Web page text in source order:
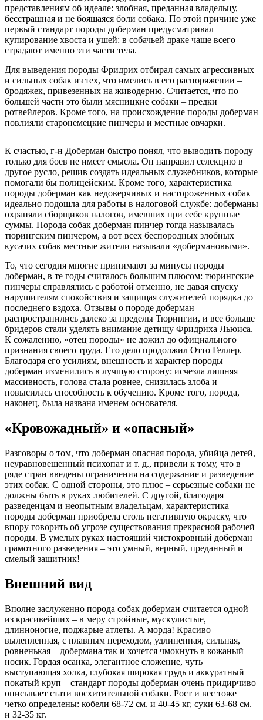
представлениям об идеале: злобная, преданная владельцу,
бесстрашная и не боящаяся боли собака. По этой причине уже
первый стандарт породы доберман предусматривал
купирование хвоста и ушей: в собачьей драке чаще всего
страдают именно эти части тела.
Для выведения породы Фридрих отбирал самых агрессивных
и сильных собак из тех, что имелись в его распоряжении –
бродяжек, привезенных на живодерню. Считается, что по
большей части это были мясницкие собаки – предки
ротвейлеров. Кроме того, на происхождение породы доберман
повлияли старонемецкие пинчеры и местные овчарки.
К счастью, г-н Доберман быстро понял, что выводить породу
только для боев не имеет смысла. Он направил селекцию в
другое русло, решив создать идеальных служебников, которые
помогали бы полицейским. Кроме того, характеристика
породы доберман как недоверчивых и настороженных собак
идеально подошла для работы в налоговой службе: доберманы
охраняли сборщиков налогов, имевших при себе крупные
суммы. Порода собак доберман пинчер тогда называлась
тюрингским пинчером, а вот всех беспородных злобных
кусачих собак местные жители называли «добермановыми».
То, что сегодня многие принимают за минусы породы
доберман, в те годы считалось большим плюсом: тюрингские
пинчеры справлялись с работой отменно, не давая спуску
нарушителям спокойствия и защищая служителей порядка до
последнего вздоха. Отзывы о породе доберман
распространились далеко за пределы Тюрингии, и все больше
бридеров стали уделять внимание детищу Фридриха Льюиса.
К сожалению, «отец породы» не дожил до официального
признания своего труда. Его дело продолжил Отто Геллер.
Благодаря его усилиям, внешность и характер породы
доберман изменились в лучшую сторону: исчезла лишняя
массивность, голова стала ровнее, снизилась злоба и
повысилась способность к обучению. Кроме того, порода,
наконец, была названа именем основателя.
«Кровожадный» и «опасный»
Разговоры о том, что доберман опасная порода, убийца детей,
неуравновешенный психопат и т. д., привели к тому, что в
ряде стран введены ограничения на содержание и разведение
этих собак. С одной стороны, это плюс – серьезные собаки не
должны быть в руках любителей. С другой, благодаря
разведенцам и неопытным владельцам, характеристика
породы доберман приобрела столь негативную окраску, что
впору говорить об угрозе существования прекрасной рабочей
породы. В умелых руках настоящий чистокровный доберман
грамотного разведения – это умный, верный, преданный и
смелый защитник!
Внешний вид
Вполне заслуженно порода собак доберман считается одной
из красивейших – в меру стройные, мускулистые,
длинноногие, поджарые атлеты. А морда! Красиво
вылепленная, с плавным переходом, удлиненная, сильная,
ровненькая – добермана так и хочется чмокнуть в кожаный
носик. Гордая осанка, элегантное сложение, чуть
выступающая холка, глубокая широкая грудь и аккуратный
покатый круп – стандарт породы доберман очень придирчиво
описывает стати восхитительной собаки. Рост и вес тоже
четко определены: кобели 68-72 см. и 40-45 кг, суки 63-68 см.
и 32-35 кг.